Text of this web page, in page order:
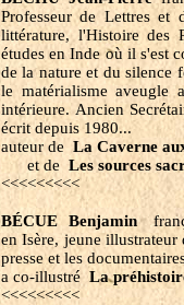
Professeur de Lettres et
littérature, l'Histoire des
études en Inde où il s'est
de la nature et du silence
le matérialisme aveugle
intérieure. Ancien
écrit depuis 1980...
auteur de La Caverne
et de Les sources
<<<<<<<<<
BÉCUE Benjamin
en Isère, jeune
presse et les
a co-illustré La
<<<<<<<<<